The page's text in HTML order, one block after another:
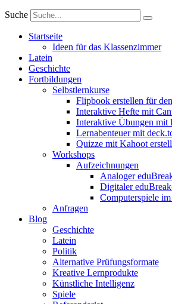
Suche
Startseite
Ideen für das Klassenzimmer
Latein
Geschichte
Fortbildungen
Selbstlernkurse
Flipbook erstellen für
Interaktive Hefte mit
Interaktive Übungen mit
Lernabenteuer mit
Quizze mit Kahoot
Workshops
Aufzeichnungen
Analoger
Digitaler
Computerspiele
Anfragen
Blog
Geschichte
Latein
Politik
Alternative Prüfungsformate
Kreative Lernprodukte
Künstliche Intelligenz
Spiele